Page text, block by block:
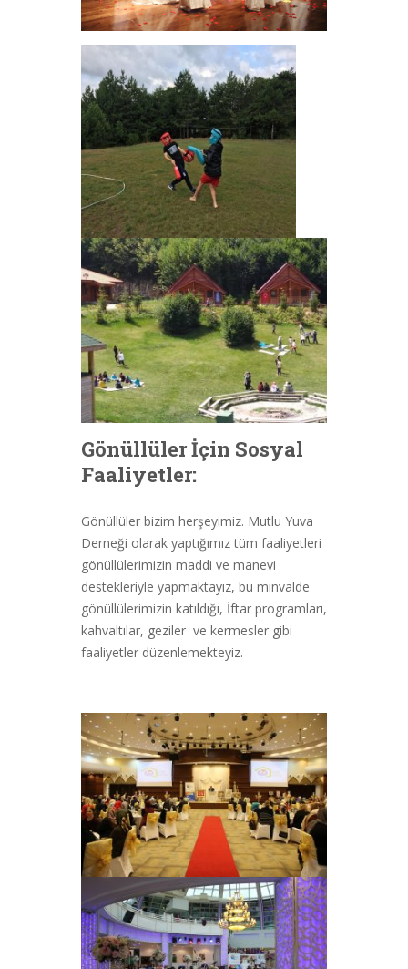
Gönüllüler İçin Sosyal
Faaliyetler:
Gönüllüler bizim herşeyimiz. Mutlu Yuva
Derneği olarak yaptığımız tüm faaliyetleri
gönüllülerimizin maddi ve manevi
destekleriyle yapmaktayız, bu minvalde
gönüllülerimizin katıldığı, İftar programları,
kahvaltılar, geziler ve kermesler gibi
faaliyetler düzenlemekteyiz.